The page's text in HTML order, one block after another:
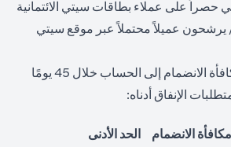
حصراً على عملاء بطاقات سيتي الائتمانية
/ يرشحون عميلاً محتملاً عبر موقع سيتي
سيتم إضافة رصيد مكافأة الانضمام إلى الحساب خلال 45 يومًا
الإنفاق أدناه:
مكافأة الانضمام
الحد الأدنى